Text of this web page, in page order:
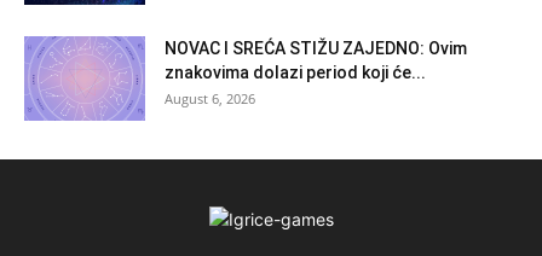
NOVAC I SREĆA STIŽU ZAJEDNO: Ovim
znakovima dolazi period koji će...
August 6, 2026